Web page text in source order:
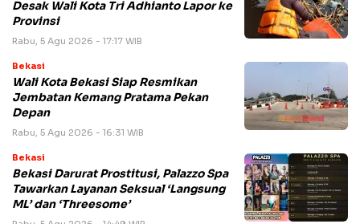
Desak Wali Kota Tri Adhianto Lapor ke
Provinsi
Rabu, 5 Agu 2026 - 17:17 WIB
Bekasi
Wali Kota Bekasi Siap Resmikan
Jembatan Kemang Pratama Pekan
Depan
Rabu, 5 Agu 2026 - 16:31 WIB
Bekasi
Bekasi Darurat Prostitusi, Palazzo Spa
Tawarkan Layanan Seksual ‘Langsung
ML’ dan ‘Threesome’